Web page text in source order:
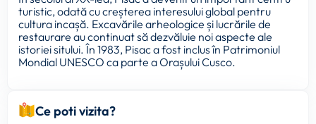
turistic, odată cu creșterea interesului global pentru
cultura incașă. Excavările arheologice și lucrările de
restaurare au continuat să dezvăluie noi aspecte ale
istoriei sitului. În 1983, Pisac a fost inclus în Patrimoniul
Mondial UNESCO ca parte a Orașului Cusco.
Ce poti vizita?